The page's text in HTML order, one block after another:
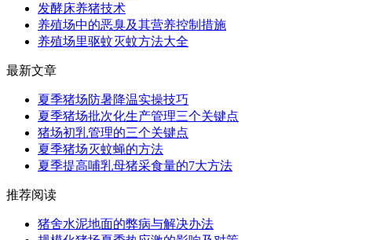
发酵床养猪技术
养殖场中的恶臭及其营养控制措施
养殖场里驱蚊灭蚊方法大全
最新文章
夏季猪场防暑降温实操技巧
夏季猪场批次化生产管理三个关键点
猪场初乳管理的三个关键点
夏季猪场灭蚊蝇的方法
夏季提高哺乳母猪采食量的7大方法
推荐阅读
猪舍水泥地面的弊病与解决办法